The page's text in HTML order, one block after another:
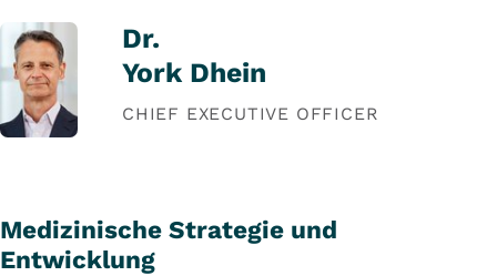
Dr.
York Dhein
CHIEF EXECUTIVE OFFICER
Medizinische Strategie und
Entwicklung